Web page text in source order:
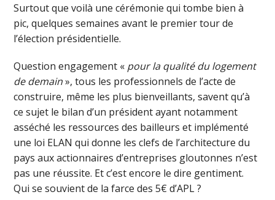
Surtout que voilà une cérémonie qui tombe bien à
pic, quelques semaines avant le premier tour de
l’élection présidentielle.
Question engagement « pour la qualité du logement
de demain», tous les professionnels de l’acte de
construire, même les plus bienveillants, savent qu’à
ce sujet le bilan d’un président ayant notamment
asséché les ressources des bailleurs et implémenté
une loi ELAN qui donne les clefs de l’architecture du
pays aux actionnaires d’entreprises gloutonnes n’est
pas une réussite. Et c’est encore le dire gentiment.
Qui se souvient de la farce des 5€ d’APL ?